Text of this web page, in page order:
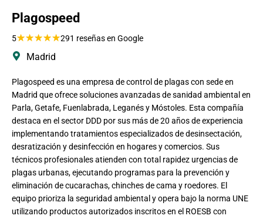
Plagospeed
5★★★★★291 reseñas en Google
Madrid
Plagospeed es una empresa de control de plagas con sede en
Madrid que ofrece soluciones avanzadas de sanidad ambiental en
Parla, Getafe, Fuenlabrada, Leganés y Móstoles. Esta compañía
destaca en el sector DDD por sus más de 20 años de experiencia
implementando tratamientos especializados de desinsectación,
desratización y desinfección en hogares y comercios. Sus
técnicos profesionales atienden con total rapidez urgencias de
plagas urbanas, ejecutando programas para la prevención y
eliminación de cucarachas, chinches de cama y roedores. El
equipo prioriza la seguridad ambiental y opera bajo la norma UNE
utilizando productos autorizados inscritos en el ROESB con